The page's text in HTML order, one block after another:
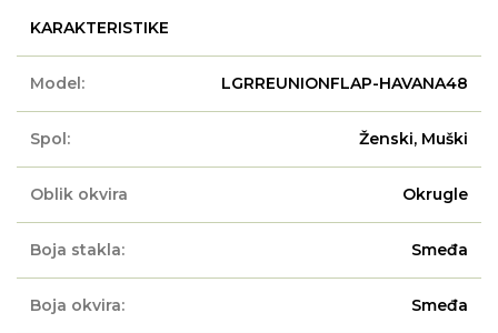
KARAKTERISTIKE
Model: LGRREUNIONFLAP-HAVANA48
Spol: Ženski, Muški
Oblik okvira Okrugle
Boja stakla: Smeđa
Boja okvira: Smeđa